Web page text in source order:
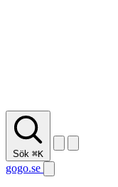
Sök ⌘K
gogo.se